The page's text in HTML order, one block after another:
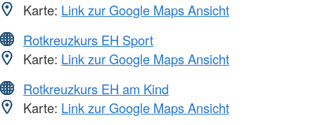
Karte: Link zur Google Maps Ansicht
Rotkreuzkurs EH Sport
Karte: Link zur Google Maps Ansicht
Rotkreuzkurs EH am Kind
Karte: Link zur Google Maps Ansicht